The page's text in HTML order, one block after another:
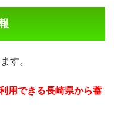
す。
用できる長崎県から蓄